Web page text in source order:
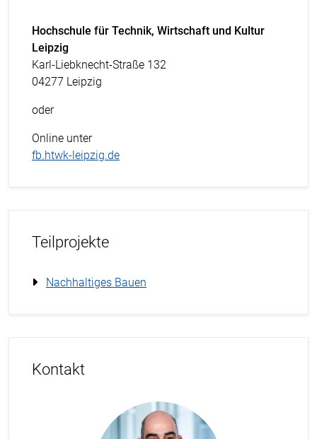
Hochschule für Technik, Wirtschaft und Kultur
Leipzig
Karl-Liebknecht-Straße 132
04277 Leipzig
oder
Online unter
fb.htwk-leipzig.de
Teilprojekte
Nachhaltiges Bauen
Kontakt